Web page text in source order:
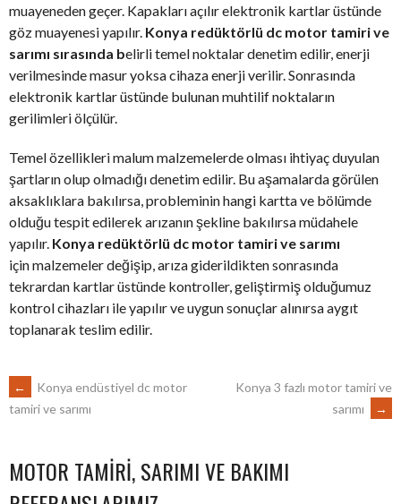
muayeneden geçer. Kapakları açılır elektronik kartlar üstünde
göz muayenesi yapılır. Konya redüktörlü dc motor tamiri ve
sarımı sırasında belirli temel noktalar denetim edilir, enerji
verilmesinde masur yoksa cihaza enerji verilir. Sonrasında
elektronik kartlar üstünde bulunan muhtilif noktaların
gerilimleri ölçülür.
Temel özellikleri malum malzemelerde olması ihtiyaç duyulan
şartların olup olmadığı denetim edilir. Bu aşamalarda görülen
aksaklıklara bakılırsa, probleminin hangi kartta ve bölümde
olduğu tespit edilerek arızanın şekline bakılırsa müdahele
yapılır. Konya redüktörlü dc motor tamiri ve sarımı
için malzemeler değişip, arıza giderildikten sonrasında
tekrardan kartlar üstünde kontroller, geliştirmiş olduğumuz
kontrol cihazları ile yapılır ve uygun sonuçlar alınırsa aygıt
toplanarak teslim edilir.
POST
NAVIGATION
←
Konya endüstiyel dc motor
tamiri ve sarımı
Konya 3 fazlı motor tamiri ve
sarımı
→
MOTOR TAMIRI, SARIMI VE BAKIMI